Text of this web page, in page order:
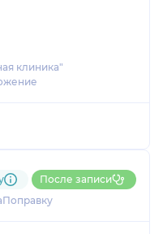
клиника"
После записи